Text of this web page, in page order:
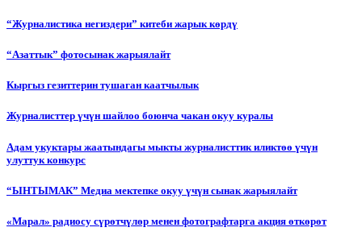
“Журналистика негиздери” китеби жарык көрдү
“Азаттык” фотосынак жарыялайт
Кыргыз гезиттерин тушаган каатчылык
Журналисттер үчүн шайлоо боюнча чакан окуу куралы
Адам укуктары жаатындагы мыкты журналисттик иликтөө үчүн
улуттук конкурс
“ЫНТЫМАК” Медиа мектепке окуу үчүн сынак жарыялайт
«Марал» радиосу сүрөтчүлөр менен фотографтарга акция өткөрөт